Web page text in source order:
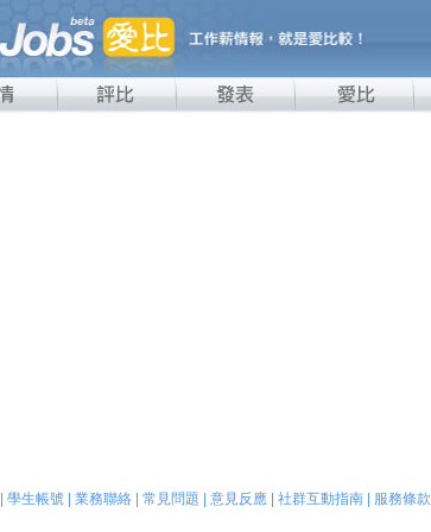
學生帳號| 業務聯絡| 常見問題 意見反應| 社群互動指南| 服務條款